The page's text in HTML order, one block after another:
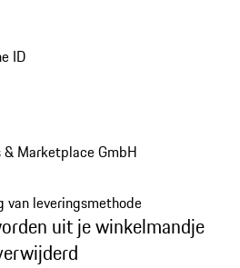
ID
Marketplace GmbH
van leveringsmethode
uit je winkelmandje